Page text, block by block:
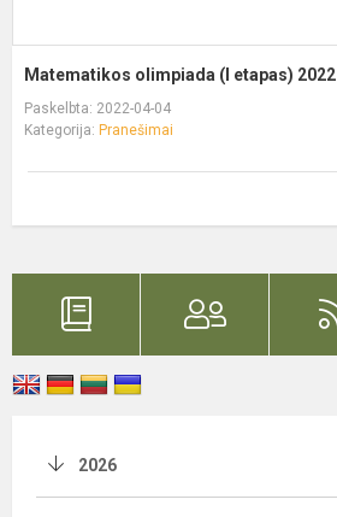
Matematikos olimpiada (I etapas) 2022
Paskelbta: 2022-04-04
Kategorija: Pranešimai
2026